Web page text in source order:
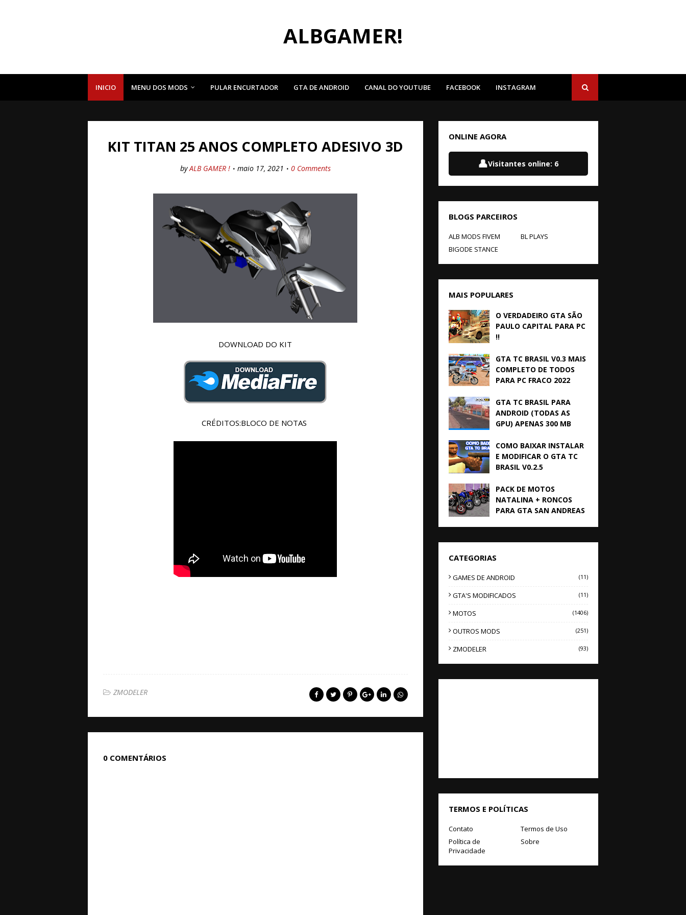
ALBGAMER!
INICIO MENU DOS MODS PULAR ENCURTADOR GTA DE ANDROID CANAL DO YOUTUBE FACEBOOK INSTAGRAM
KIT TITAN 25 ANOS COMPLETO ADESIVO 3D
by ALB GAMER ! maio 17, 2021 0 Comments
DOWNLOAD DO KIT
CRÉDITOS:BLOCO DE NOTAS
ZMODELER
0 COMENTÁRIOS
ONLINE AGORA
👤Visitantes online: 6
BLOGS PARCEIROS
ALB MODS FIVEM
BL PLAYS
BIGODE STANCE
MAIS POPULARES
O VERDADEIRO GTA SÃO
PAULO CAPITAL PARA PC
!!
GTA TC BRASIL V0.3 MAIS
COMPLETO DE TODOS
PARA PC FRACO 2022
GTA TC BRASIL PARA
ANDROID (TODAS AS
GPU) APENAS 300 MB
COMO BAIXAR INSTALAR
E MODIFICAR O GTA TC
BRASIL V0.2.5
PACK DE MOTOS
NATALINA + RONCOS
PARA GTA SAN ANDREAS
CATEGORIAS
GAMES DE ANDROID (11)
GTA'S MODIFICADOS (11)
MOTOS (1406)
OUTROS MODS (251)
ZMODELER (93)
TERMOS E POLÍTICAS
Contato
Termos de Uso
Política de
Privacidade
Sobre